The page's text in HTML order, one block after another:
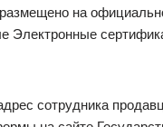
на
Электронные
сотрудника